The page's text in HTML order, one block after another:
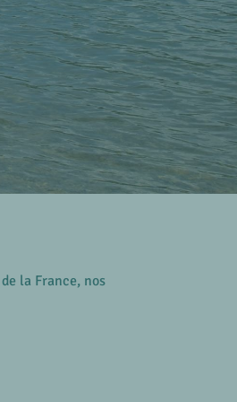
la France, nos